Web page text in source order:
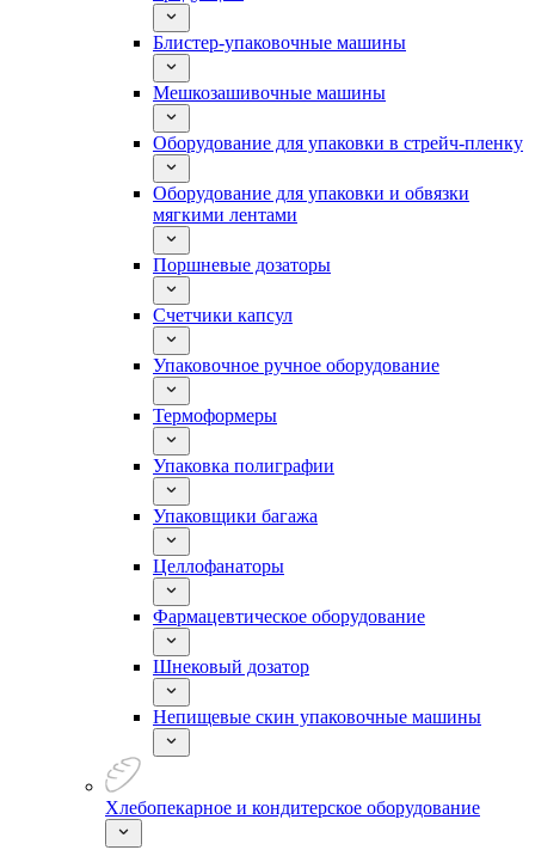
Блистер-упаковочные машины
Мешкозашивочные машины
Оборудование для упаковки в стрейч-пленку
Оборудование для упаковки и обвязки
мягкими лентами
Поршневые дозаторы
Счетчики капсул
Упаковочное ручное оборудование
Термоформеры
Упаковка полиграфии
Упаковщики багажа
Целлофанаторы
Фармацевтическое оборудование
Шнековый дозатор
Непищевые скин упаковочные машины
Хлебопекарное и кондитерское оборудование